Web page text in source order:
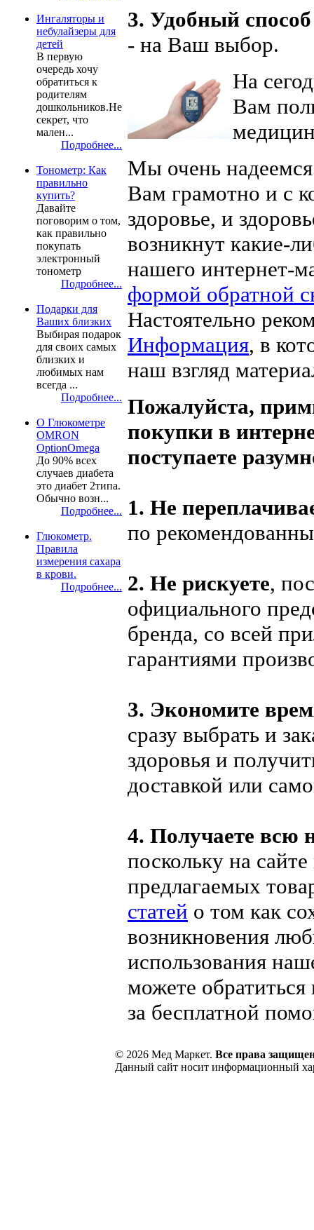
Ингаляторы и
небулайзеры для
детей
В первую
очередь хочу
обратиться к
родителям
дошкольников.Не
секрет, что
мален...
Подробнее...
Тонометр: Как
правильно
купить?
Давайте
поговорим о том,
как правильно
покупать
электронный
тонометр
Подробнее...
Подарки для
Ваших близких
Выбирая подарок
для своих самых
близких и
любимых нам
всегда ...
Подробнее...
О Глюкометре
OMRON
OptionOmega
До 90% всех
случаев диабета
это диабет 2типа.
Обычно возн...
Подробнее...
Глюкометр.
Правила
измерения сахара
в крови.
Подробнее...
3. Удобный
- на Ваш выбор.
На
Вам
Мы очень
Вам грамотно и с
здоровье, и
возникнут какие-
нашего интернет-
формой обратной
Настоятельно
Информация, в
наш взгляд
Пожалуйста,
покупки в
поступаете
1. Не
по
2. Не рискуете,
официального
бренда, со всей
гарантиями
3. Экономите
сразу выбрать и
здоровья и
доставкой или
4. Получаете всю
поскольку на
предлагаемых
статей о том как
возникновения
использования
можете
за бесплатной
© 2026 Мед Маркет. Все права
Данный сайт носит информационный